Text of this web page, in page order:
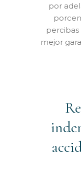
por
percibas
mejor